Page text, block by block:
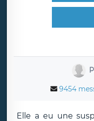
9454
Elle a eu une